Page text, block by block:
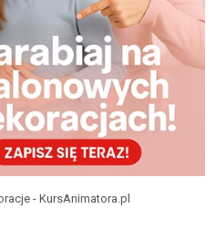
- KursAnimatora.pl